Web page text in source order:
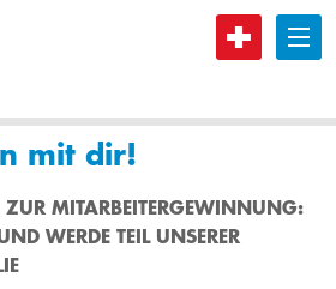
B
mit dir!
MITARBEITERGEWINNUNG:
WERDE TEIL UNSERER